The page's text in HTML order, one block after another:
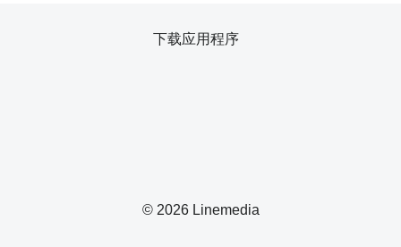
© 2026 Linemedia
下载应用程序